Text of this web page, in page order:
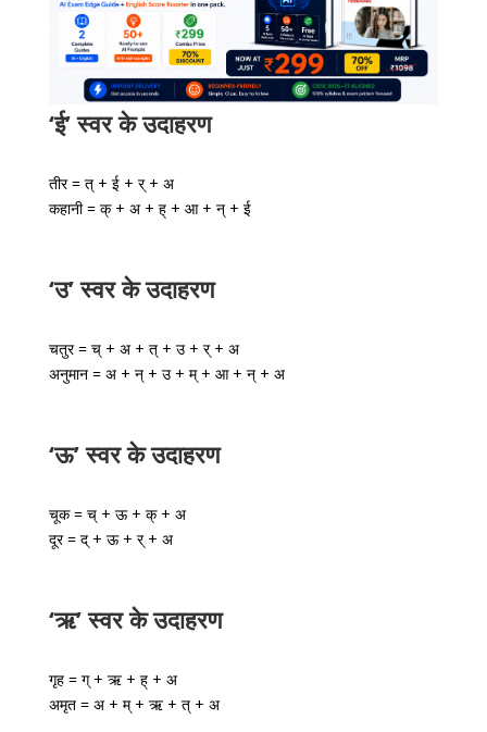
‘ई’ स्वर के उदाहरण
तीर = त् + ई + र् + अ
कहानी = क् + अ + ह् + आ + न् + ई
‘उ’ स्वर के उदाहरण
चतुर = च् + अ + त् + उ + र् + अ
अनुमान = अ + न् + उ + म् + आ + न् + अ
‘ऊ’ स्वर के उदाहरण
चूक = च् + ऊ + क् + अ
दूर = द् + ऊ + र् + अ
‘ऋ’ स्वर के उदाहरण
गृह = ग् + ऋ + ह् + अ
अमृत = अ + म् + ऋ + त् + अ